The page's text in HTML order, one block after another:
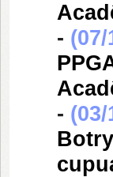
- (07/
- (03/